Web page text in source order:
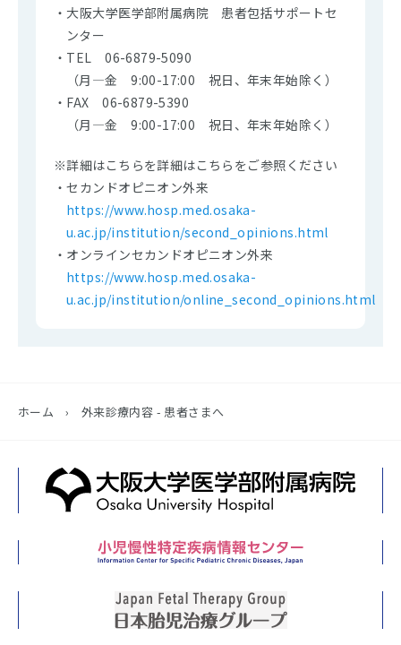
・大阪大学医学部附属病院 患者包括サポートセ
ンター
・TEL 06-6879-5090
（月―金 9:00-17:00 祝日、年末年始除く）
・FAX 06-6879-5390
（月―金 9:00-17:00 祝日、年末年始除く）
※詳細はこちらを詳細はこちらをご参照ください
・セカンドオピニオン外来
https://www.hosp.med.osaka-
u.ac.jp/institution/second_opinions.html
・オンラインセカンドオピニオン外来
https://www.hosp.med.osaka-
u.ac.jp/institution/online_second_opinions.html
ホーム › 外来診療内容 - 患者さまへ